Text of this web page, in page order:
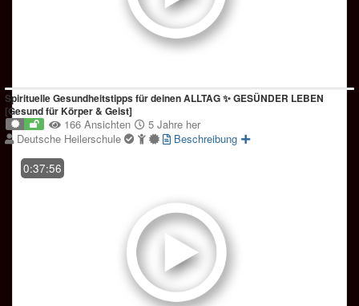
Spirituelle Gesundheitstipps für deinen ALLTAG ✨ GESÜNDER LEBEN
[Gesund für Körper & Geist]
166 Ansichten
5 Jahre her
Deutsche Heilerschule
Beschreibung
0:37:56